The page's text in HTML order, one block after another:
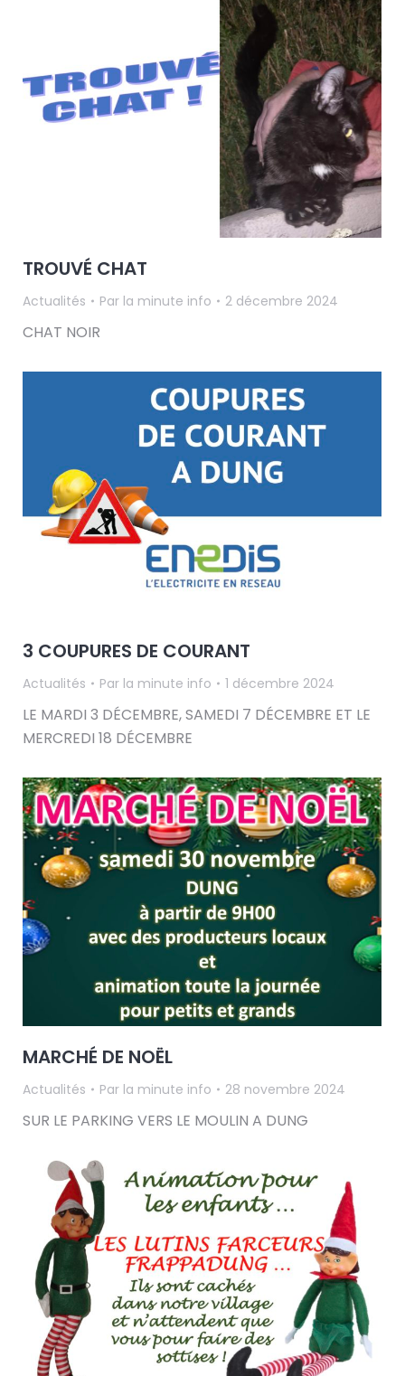
TROUVÉ CHAT
Actualités Par la minute info 2 décembre 2024
CHAT NOIR
3 COUPURES DE COURANT
Actualités Par la minute info 1 décembre 2024
LE MARDI 3 DÉCEMBRE, SAMEDI 7 DÉCEMBRE ET LE
MERCREDI 18 DÉCEMBRE
MARCHÉ DE NOËL
Actualités Par la minute info 28 novembre 2024
SUR LE PARKING VERS LE MOULIN A DUNG